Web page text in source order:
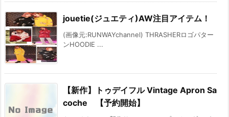
jouetie(ジュエティ)AW注目アイテム！
(画像元:RUNWAYchannel) THRASHERロゴパター
ンHOODIE ...
【新作】トゥデイフル Vintage Apron Sa
coche 【予約開始】